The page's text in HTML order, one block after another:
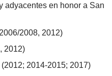
adyacentes en honor a San
2008, 2012)
2012)
2014-2015; 2017)